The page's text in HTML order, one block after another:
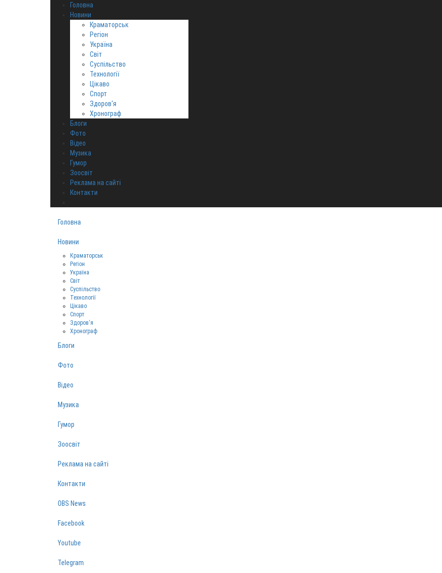
Головна
Новини
Краматорськ
Регіон
Україна
Світ
Суспільство
Технології
Цікаво
Спорт
Здоров‘я
Хронограф
Блоги
Фото
Відео
Музика
Гумор
Зоосвіт
Реклама на сайті
Контакти
Головна
Новини
Краматорськ
Регіон
Україна
Світ
Суспільство
Технології
Цікаво
Спорт
Здоров‘я
Хронограф
Блоги
Фото
Відео
Музика
Гумор
Зоосвіт
Реклама на сайті
Контакти
OBS News
Facebook
Youtube
Telegram